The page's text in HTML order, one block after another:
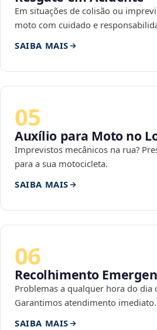
Em situações de colisão ou
moto com cuidado e
SAIBA MAIS
05
Auxílio para Moto no
Imprevistos mecânicos na rua?
para a sua motocicleta.
SAIBA MAIS
06
Recolhimento
Problemas a qualquer hora do dia
Garantimos atendimento imediato.
SAIBA MAIS